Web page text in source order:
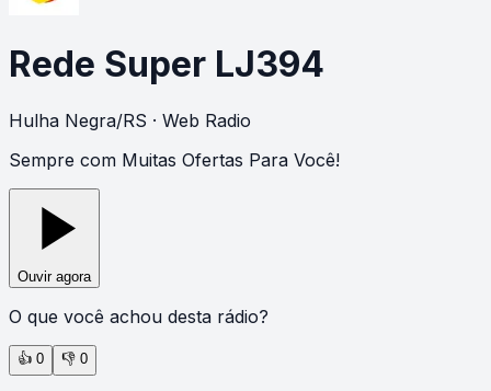
Rede Super LJ394
Hulha Negra/RS · Web Radio
Sempre com Muitas Ofertas Para Você!
Ouvir agora
O que você achou desta rádio?
👍 0 👎 0